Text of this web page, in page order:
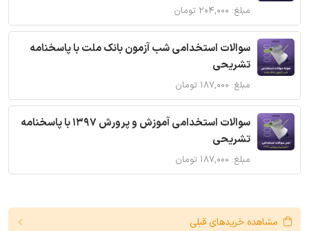
مبلغ: ۲۰۴,۰۰۰ تومان
سوالات استخدامی شب آزمون بانک ملت با پاسخنامه
تشریحی
مبلغ: ۱۸۷,۰۰۰ تومان
سوالات استخدامی آموزش و پرورش 1397 با پاسخنامه
تشریحی
مبلغ: ۱۸۷,۰۰۰ تومان
مشاهده خریدهای قبلی